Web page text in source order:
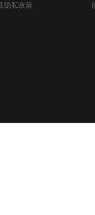
隐私政策